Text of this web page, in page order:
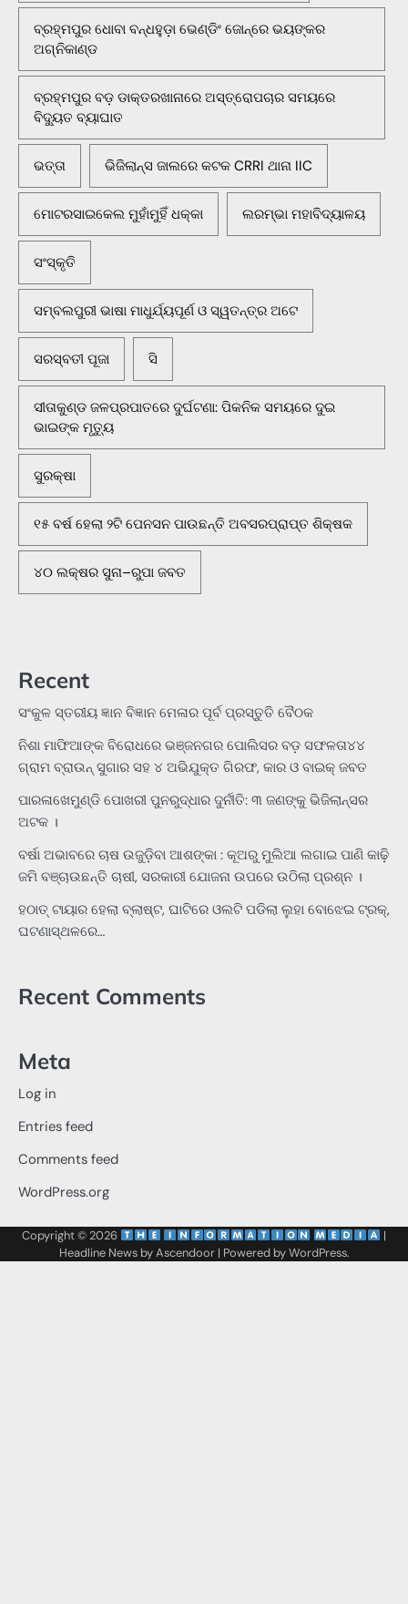
ବ୍ରହ୍ମପୁର ଧୋବା ବନ୍ଧହୁଡ଼ା ଭେଣ୍ଡିଂ ଜୋନ୍‌ରେ ଭୟଙ୍କର
ଅଗ୍ନିକାଣ୍ଡ
ବ୍ରହ୍ମପୁର ବଡ଼ ଡାକ୍ତରଖାନାରେ ଅସ୍ତ୍ରୋପଚାର ସମୟରେ
ବିଦ୍ୟୁତ ବ୍ୟାଘାତ
ଭତ୍ତା ଭିଜିଲାନ୍ସ ଜାଲରେ କଟକ CRRI ଥାନା IIC
ମୋଟରସାଇକେଲ ମୁହାଁମୁହିଁ ଧକ୍କା ଲରମ୍ଭା ମହାବିଦ୍ୟାଳୟ
ସଂସ୍କୃତି
ସମ୍ବଲପୁରୀ ଭାଷା ମାଧୁର୍ଯ୍ୟପୂର୍ଣ ଓ ସ୍ୱତନ୍ତ୍ର ଅଟେ
ସରସ୍ବତୀ ପୂଜା ସି
ସୀତାକୁଣ୍ଡ ଜଳପ୍ରପାତରେ ଦୁର୍ଘଟଣା: ପିକନିକ ସମୟରେ ଦୁଇ
ଭାଇଙ୍କ ମୃତ୍ୟୁ
ସୁରକ୍ଷା
୧୫ ବର୍ଷ ହେଲା ୨ଟି ପେନସନ ପାଉଛନ୍ତି ଅବସରପ୍ରାପ୍ତ ଶିକ୍ଷକ
୪୦ ଲକ୍ଷର ସୁନା–ରୁପା ଜବତ
Recent
ସଂକୁଳ ସ୍ତରୀୟ ଜ୍ଞାନ ବିଜ୍ଞାନ ମେଳାର ପୂର୍ବ ପ୍ରସ୍ତୁତି ବୈଠକ
ନିଶା ମାଫିଆଙ୍କ ବିରୋଧରେ ଭଞ୍ଜନଗର ପୋଲିସର ବଡ଼ ସଫଳତା୪୪
ଗ୍ରାମ ବ୍ରାଉନ୍ ସୁଗାର ସହ ୪ ଅଭିଯୁକ୍ତ ଗିରଫ, କାର ଓ ବାଇକ୍ ଜବତ
ପାରଳାଖେମୁଣ୍ଡି ପୋଖରୀ ପୁନରୁଦ୍ଧାର ଦୁର୍ନୀତି: ୩ ଜଣଙ୍କୁ ଭିଜିଲାନ୍ସର
ଅଟକ ।
ବର୍ଷା ଅଭାବରେ ଚାଷ ଉଜୁଡ଼ିବା ଆଶଙ୍କା : କୂଅରୁ ମୁଲିଆ ଲଗାଇ ପାଣି କାଢ଼ି
ଜମି ବଞ୍ଚାଉଛନ୍ତି ଚାଷୀ, ସରକାରୀ ଯୋଜନା ଉପରେ ଉଠିଲା ପ୍ରଶ୍ନ ।
ହଠାତ୍‌ ଟାୟାର ହେଲା ବ୍ଲାଷ୍ଟ, ଘାଟିରେ ଓଲଟି ପଡିଲା ଲୁହା ବୋଝେଇ ଟ୍ରକ୍‌,
ଘଟଣାସ୍ଥଳରେ…
Recent Comments
Meta
Log in
Entries feed
Comments feed
WordPress.org
Copyright © 2026
|
Headline News byAscendoor| Powered byWordPress.